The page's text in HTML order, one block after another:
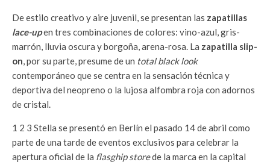
De estilo creativo y aire juvenil, se presentan las zapatillas
lace-upen tres combinaciones de colores: vino-azul, gris-
marrón, lluvia oscura y borgoña, arena-rosa. La zapatilla slip-
on, por su parte, presume de un total black look
contemporáneo que se centra en la sensación técnica y
deportiva del neopreno o la lujosa alfombra roja con adornos
de cristal.
1 2 3 Stella se presentó en Berlín el pasado 14 de abril como
parte de una tarde de eventos exclusivos para celebrar la
apertura oficial de la flasghip storede la marca en la capital